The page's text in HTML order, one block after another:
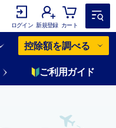
ログイン 新規登録 カート
控除額を調べる
ご利用ガイド